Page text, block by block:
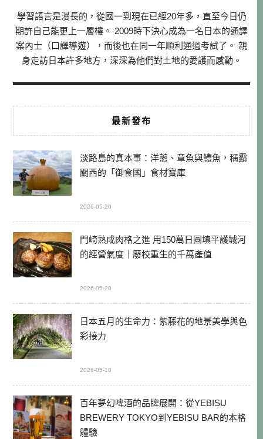
學習語言是漫長的，從國一到現在已經20年多，直至今日仍
期許自己能更上一層樓。 2009時下決心成為一名日本的通譯
案內士（口譯導遊），而後也在同一年順利通過考試了。 親
身走訪日本許多地方，深深為他們對土地的愛護而感動。
最新發布
淡路島的真本事：洋蔥、章魚與鱧魚，稱霸
關西的「御食國」食材寶庫
2026-05-20
門崎熟成肉格之進 用150萬日圓填平護城河
的經營氣度｜廢校重生的千萬產值
2026-05-20
日本五月的生命力：紫藤花的地景美學與色
彩接力
2026-05-10
百年夢幻啤酒的品牌展開：從YEBISU
BREWERY TOKYO到YEBISU BAR的本格
體驗